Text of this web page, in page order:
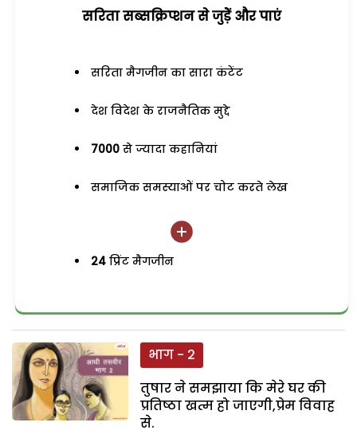
सरिता सब्सक्रिप्शन से जुड़ेें और पाएं
सरिता मैगजीन का सारा कंटेंट
देश विदेश के राजनैतिक मुद्दे
7000 से ज्यादा कहानियां
समाजिक समस्याओं पर चोट करते लेख
24 प्रिंट मैगजीन
भाग - 2
तुषार ने समझाया कि मेरे घर की
प्रतिष्ठा खत्म हो जाएगी,प्रेम विवाह
से.